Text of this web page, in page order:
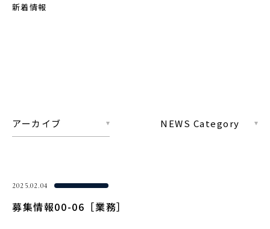
新着情報
2025.02.04
募集情報00-06［業務］